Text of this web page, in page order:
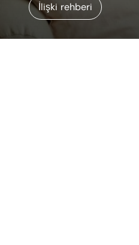
İlişki rehberi